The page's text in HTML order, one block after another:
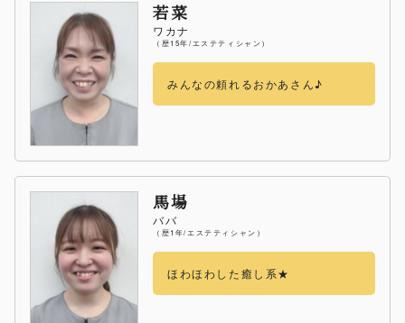
若菜
ワカナ
（歴15年/エステティシャン）
みんなの頼れるおかあさん♪
馬場
ババ
（歴1年/エステティシャン）
ほわほわした癒し系★